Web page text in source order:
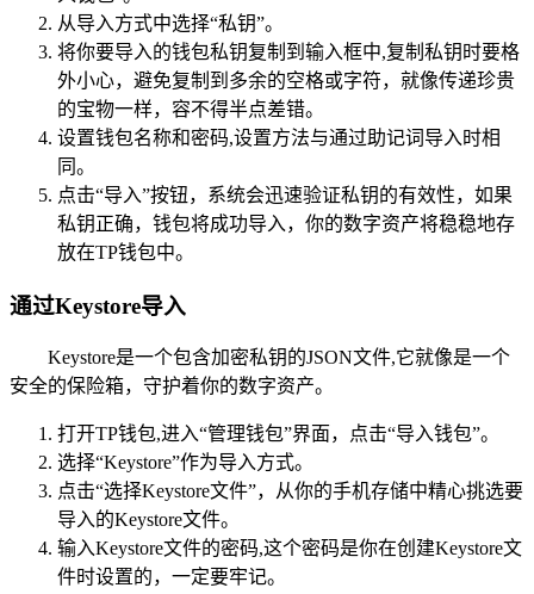
从导入方式中选择“私钥”。
将你要导入的钱包私钥复制到输入框中,复制私钥时要格
外小心，避免复制到多余的空格或字符，就像传递珍贵
的宝物一样，容不得半点差错。
设置钱包名称和密码,设置方法与通过助记词导入时相
同。
点击“导入”按钮，系统会迅速验证私钥的有效性，如果
私钥正确，钱包将成功导入，你的数字资产将稳稳地存
放在TP钱包中。
通过Keystore导入
Keystore是一个包含加密私钥的JSON文件,它就像是一个
安全的保险箱，守护着你的数字资产。
打开TP钱包,进入“管理钱包”界面，点击“导入钱包”。
选择“Keystore”作为导入方式。
点击“选择Keystore文件”，从你的手机存储中精心挑选要
导入的Keystore文件。
输入Keystore文件的密码,这个密码是你在创建Keystore文
件时设置的，一定要牢记。